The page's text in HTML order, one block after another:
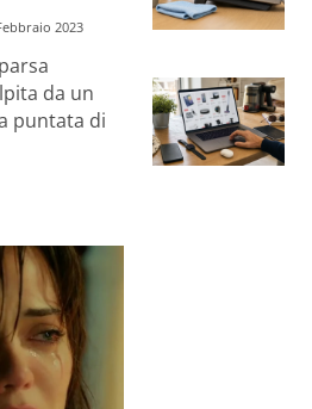
2023
da un
puntata di